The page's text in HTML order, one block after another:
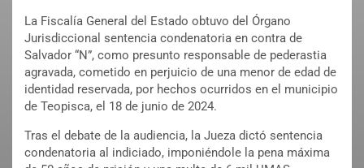
La Fiscalía General del Estado obtuvo del Órgano
Jurisdiccional sentencia condenatoria en contra de
Salvador “N”, como presunto responsable de pederastia
agravada, cometido en perjuicio de una menor de edad de
identidad reservada, por hechos ocurridos en el municipio
de Teopisca, el 18 de junio de 2024.
Tras el debate de la audiencia, la Jueza dictó sentencia
condenatoria al indiciado, imponiéndole la pena máxima